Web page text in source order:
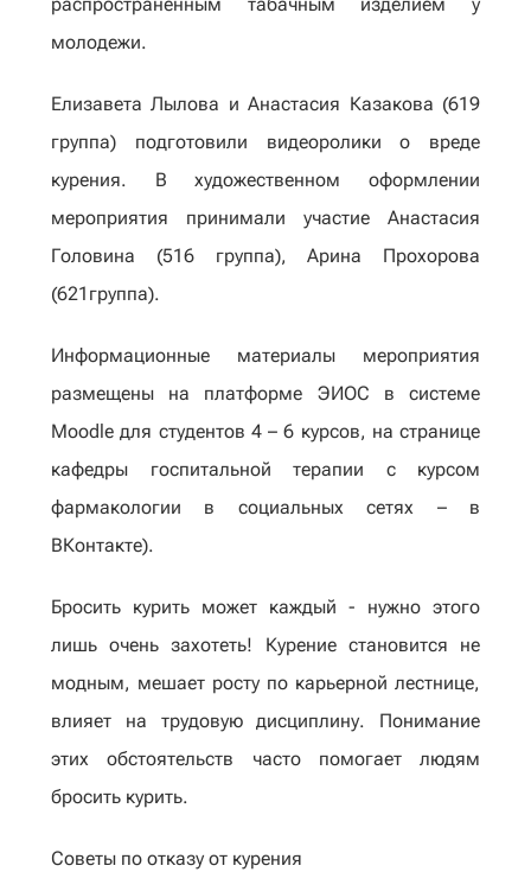
молодежи.
Елизавета Лылова и Анастасия Казакова (619
группа) подготовили видеоролики о вреде
курения. В художественном оформлении
мероприятия принимали участие Анастасия
Головина (516 группа), Арина Прохорова
(621группа).
Информационные материалы мероприятия
размещены на платформе ЭИОС в системе
Moodle для студентов 4 – 6 курсов, на странице
кафедры госпитальной терапии с курсом
фармакологии в социальных сетях – в
ВКонтакте).
Бросить курить может каждый - нужно этого
лишь очень захотеть! Курение становится не
модным, мешает росту по карьерной лестнице,
влияет на трудовую дисциплину. Понимание
этих обстоятельств часто помогает людям
бросить курить.
Советы по отказу от курения